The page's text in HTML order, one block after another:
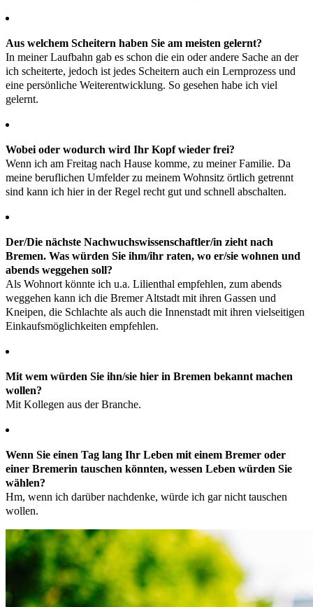
Aus welchem Scheitern haben Sie am meisten gelernt?
In meiner Laufbahn gab es schon die ein oder andere Sache an der
ich scheiterte, jedoch ist jedes Scheitern auch ein Lernprozess und
eine persönliche Weiterentwicklung. So gesehen habe ich viel
gelernt.
Wobei oder wodurch wird Ihr Kopf wieder frei?
Wenn ich am Freitag nach Hause komme, zu meiner Familie. Da
meine beruflichen Umfelder zu meinem Wohnsitz örtlich getrennt
sind kann ich hier in der Regel recht gut und schnell abschalten.
Der/Die nächste Nachwuchswissenschaftler/in zieht nach
Bremen. Was würden Sie ihm/ihr raten, wo er/sie wohnen und
abends weggehen soll?
Als Wohnort könnte ich u.a. Lilienthal empfehlen, zum abends
weggehen kann ich die Bremer Altstadt mit ihren Gassen und
Kneipen, die Schlachte als auch die Innenstadt mit ihren vielseitigen
Einkaufsmöglichkeiten empfehlen.
Mit wem würden Sie ihn/sie hier in Bremen bekannt machen
wollen?
Mit Kollegen aus der Branche.
Wenn Sie einen Tag lang Ihr Leben mit einem Bremer oder
einer Bremerin tauschen könnten, wessen Leben würden Sie
wählen?
Hm, wenn ich darüber nachdenke, würde ich gar nicht tauschen
wollen.